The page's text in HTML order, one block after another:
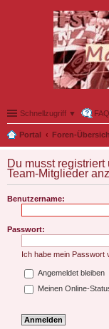
Schnellzugriff ▼ FAQ
Portal Foren-
Du musst
Team-Mitglieder
Benutzername:
Passwort:
Ich habe mein Passwort
Angemeldet bleiben
Meinen Online-